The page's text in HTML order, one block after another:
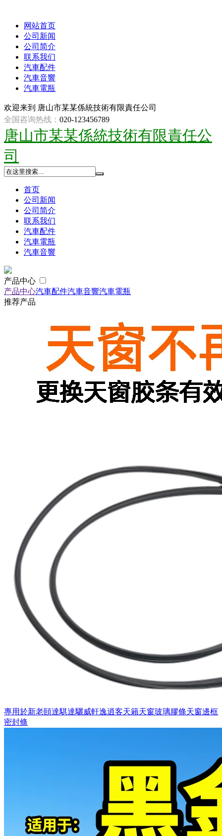
网站首页
公司新闻
公司简介
联系我们
汽車配件
汽車音響
汽車電瓶
欢迎来到 唐山市某某係統技術有限責任公司
全国咨询热线： 020-123456789
唐山市某某係統技術有限責任公
司
首页
公司新闻
公司简介
联系我们
汽車配件
汽車電瓶
汽車音響
产品中心
产品中心汽車配件汽車音響汽車電瓶
推荐产品
專用於新老頤達騏達驪威軒逸逍客天籟天窗玻璃膠條天窗邊框
密封條